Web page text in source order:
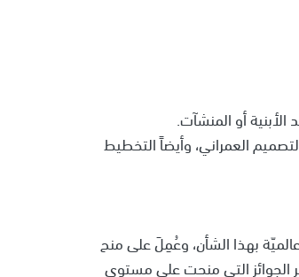
العمراني، وأيضاً التخطيط
بهذا الشأن، وعُمِلَ على منح
الجوائز التي منحت على مستوى